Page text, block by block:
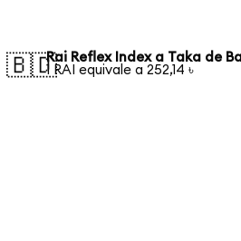
🇧🇩Rai Reflex Index a Taka de
1 RAI equivale a 252,14 ৳